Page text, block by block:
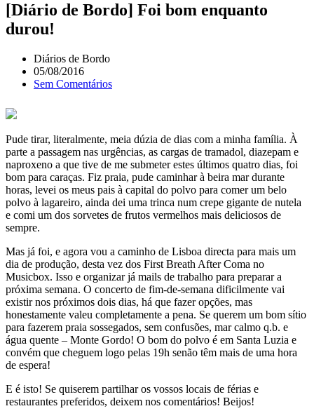
[Diário de Bordo] Foi bom enquanto
durou!
Diários de Bordo
05/08/2016
Sem Comentários
Pude tirar, literalmente, meia dúzia de dias com a minha família. À
parte a passagem nas urgências, as cargas de tramadol, diazepam e
naproxeno a que tive de me submeter estes últimos quatro dias, foi
bom para caraças. Fiz praia, pude caminhar à beira mar durante
horas, levei os meus pais à capital do polvo para comer um belo
polvo à lagareiro, ainda dei uma trinca num crepe gigante de nutela
e comi um dos sorvetes de frutos vermelhos mais deliciosos de
sempre.
Mas já foi, e agora vou a caminho de Lisboa directa para mais um
dia de produção, desta vez dos First Breath After Coma no
Musicbox. Isso e organizar já mails de trabalho para preparar a
próxima semana. O concerto de fim-de-semana dificilmente vai
existir nos próximos dois dias, há que fazer opções, mas
honestamente valeu completamente a pena. Se querem um bom sítio
para fazerem praia sossegados, sem confusões, mar calmo q.b. e
água quente – Monte Gordo! O bom do polvo é em Santa Luzia e
convém que cheguem logo pelas 19h senão têm mais de uma hora
de espera!
E é isto! Se quiserem partilhar os vossos locais de férias e
restaurantes preferidos, deixem nos comentários! Beijos!